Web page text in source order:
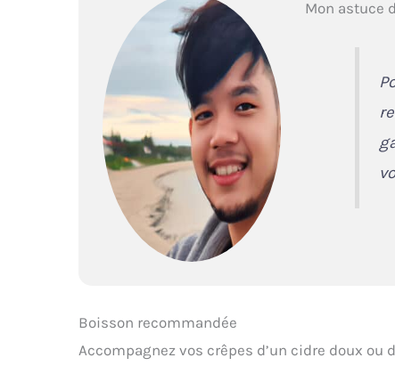
Mon astuce
Boisson recommandée
Accompagnez vos crêpes d’un cidre doux